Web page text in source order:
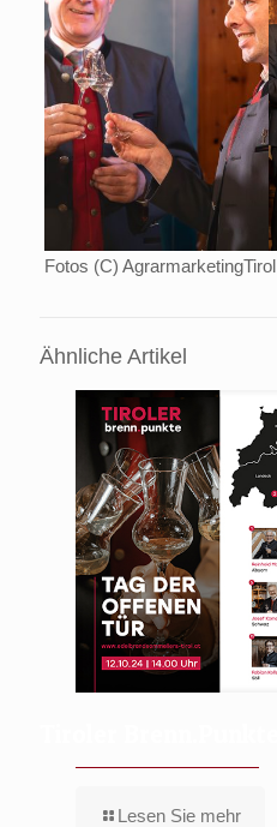
Fotos (C) AgrarmarketingTirol
Ähnliche Artikel
Lesen Sie mehr